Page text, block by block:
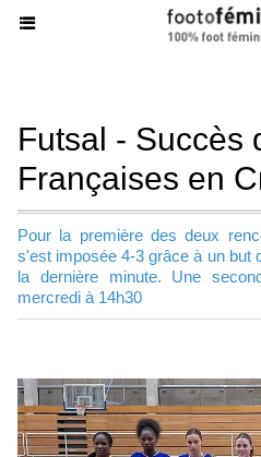
Futsal - Succès
Françaises en
Pour la première des deux
s'est imposée 4-3 grâce à un but
la dernière minute. Une
mercredi à 14h30